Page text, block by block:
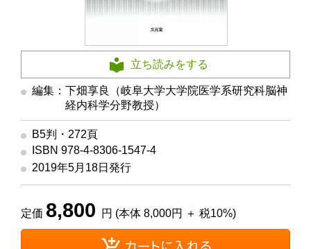
立ち読みをする
編集：下畑享良（岐阜大学大学院医学系研究科脳神
経内科学分野教授）
B5判・272頁
ISBN 978-4-8306-1547-4
2019年5月18日発行
定価 8,800 円 (本体 8,000円 ＋ 税10%)